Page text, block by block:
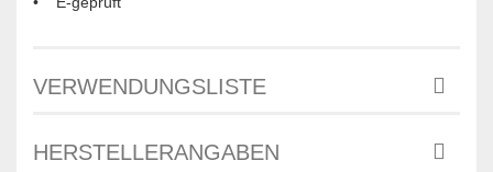
VERWENDUNGSLISTE
HERSTELLERANGABEN